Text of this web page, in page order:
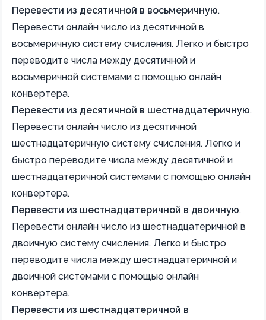
Перевести из десятичной в восьмеричную.
Перевести онлайн число из десятичной в
восьмеричную систему счисления. Легко и быстро
переводите числа между десятичной и
восьмеричной системами с помощью онлайн
конвертера.
Перевести из десятичной в шестнадцатеричную.
Перевести онлайн число из десятичной
шестнадцатеричную систему счисления. Легко и
быстро переводите числа между десятичной и
шестнадцатеричной системами с помощью онлайн
конвертера.
Перевести из шестнадцатеричной в двоичную.
Перевести онлайн число из шестнадцатеричной в
двоичную систему счисления. Легко и быстро
переводите числа между шестнадцатеричной и
двоичной системами с помощью онлайн
конвертера.
Перевести из шестнадцатеричной в